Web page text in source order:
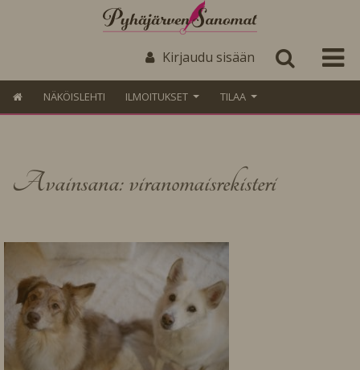
Kirjaudu sisään
NÄKÖISLEHTI ILMOITUKSET TILAA
Avainsana: viranomaisrekisteri